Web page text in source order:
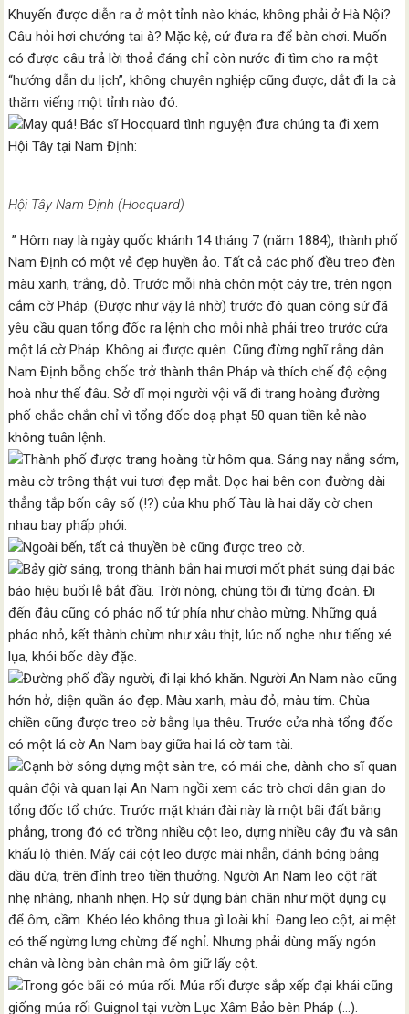
Khuyến được diễn ra ở một tỉnh nào khác, không phải ở Hà Nội?
Câu hỏi hơi chướng tai à? Mặc kệ, cứ đưa ra để bàn chơi. Muốn
có được câu trả lời thoả đáng chỉ còn nước đi tìm cho ra một
“hướng dẫn du lịch”, không chuyên nghiệp cũng được, dắt đi la cà
thăm viếng một tỉnh nào đó.
May quá! Bác sĩ Hocquard tình nguyện đưa chúng ta đi xem
Hội Tây tại Nam Định:
Hội Tây Nam Định (Hocquard)
” Hôm nay là ngày quốc khánh 14 tháng 7 (năm 1884), thành phố
Nam Định có một vẻ đẹp huyền ảo. Tất cả các phố đều treo đèn
màu xanh, trắng, đỏ. Trước mỗi nhà chôn một cây tre, trên ngọn
cắm cờ Pháp. (Được như vậy là nhờ) trước đó quan công sứ đã
yêu cầu quan tổng đốc ra lệnh cho mỗi nhà phải treo trước cửa
một lá cờ Pháp. Không ai được quên. Cũng đừng nghĩ rằng dân
Nam Định bỗng chốc trở thành thân Pháp và thích chế độ cộng
hoà như thế đâu. Sở dĩ mọi người vội vã đi trang hoàng đường
phố chắc chắn chỉ vì tổng đốc doạ phạt 50 quan tiền kẻ nào
không tuân lệnh.
Thành phố được trang hoàng từ hôm qua. Sáng nay nắng sớm,
màu cờ trông thật vui tươi đẹp mắt. Dọc hai bên con đường dài
thẳng tắp bốn cây số (!?) của khu phố Tàu là hai dãy cờ chen
nhau bay phấp phới.
Ngoài bến, tất cả thuyền bè cũng được treo cờ.
Bảy giờ sáng, trong thành bắn hai mươi mốt phát súng đại bác
báo hiệu buổi lễ bắt đầu. Trời nóng, chúng tôi đi từng đoàn. Đi
đến đâu cũng có pháo nổ tứ phía như chào mừng. Những quả
pháo nhỏ, kết thành chùm như xâu thịt, lúc nổ nghe như tiếng xé
lụa, khói bốc dày đặc.
Đường phố đầy người, đi lại khó khăn. Người An Nam nào cũng
hớn hở, diện quần áo đẹp. Màu xanh, màu đỏ, màu tím. Chùa
chiền cũng được treo cờ bằng lụa thêu. Trước cửa nhà tổng đốc
có một lá cờ An Nam bay giữa hai lá cờ tam tài.
Cạnh bờ sông dựng một sàn tre, có mái che, dành cho sĩ quan
quân đội và quan lại An Nam ngồi xem các trò chơi dân gian do
tổng đốc tổ chức. Trước mặt khán đài này là một bãi đất bằng
phẳng, trong đó có trồng nhiều cột leo, dựng nhiều cây đu và sân
khấu lộ thiên. Mấy cái cột leo được mài nhẵn, đánh bóng bằng
dầu dừa, trên đỉnh treo tiền thưởng. Người An Nam leo cột rất
nhẹ nhàng, nhanh nhẹn. Họ sử dụng bàn chân như một dụng cụ
để ôm, cầm. Khéo léo không thua gì loài khỉ. Đang leo cột, ai mệt
có thể ngừng lưng chừng để nghỉ. Nhưng phải dùng mấy ngón
chân và lòng bàn chân mà ôm giữ lấy cột.
Trong góc bãi có múa rối. Múa rối được sắp xếp đại khái cũng
giống múa rối Guignol tại vườn Lục Xâm Bảo bên Pháp (…).